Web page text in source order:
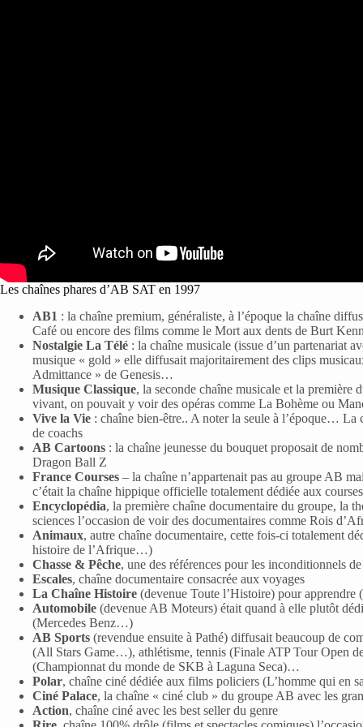
Les chaînes phares d’AB SAT en 1997
AB1 : la chaîne premium, généraliste, à l’époque la chaîne
Café ou encore des films comme le Mort aux dents de Burt
Nostalgie La Télé : la chaîne musicale (issue d’un partenariat
musique « gold » elle diffusait majoritairement des clips
Admittance » de Genesis…
Musique Classique, la seconde chaîne musicale et la première
vivant, on pouvait y voir des opéras comme La Bohème ou
Vive la Vie : chaîne bien-être.. A noter la seule à l’époque… La
de coachs
AB Cartoons : la chaîne jeunesse du bouquet proposait de
Dragon Ball Z
France Courses – la chaîne n’appartenait pas au groupe AB
c’était la chaîne hippique officielle totalement dédiée aux
Encyclopédia, la première chaîne documentaire du groupe, la
sciences l’occasion de voir des documentaires comme Rois
Animaux, autre chaîne documentaire, cette fois-ci totalement
histoire de l’Afrique…)
Chasse & Pêche, une des références pour les inconditionnels
Escales, chaîne documentaire consacrée aux voyages
La Chaîne Histoire (devenue Toute l’Histoire) pour
Automobile (devenue AB Moteurs) était quand à elle plutôt
(Mercedes Benz…)
AB Sports (revendue ensuite à Pathé) diffusait beaucoup de
(All Stars Game…), athlétisme, tennis (Finale ATP Tour Open
(Championnat du monde de SKB à Laguna Seca)…
Polar, chaîne ciné dédiée aux films policiers (L’homme qui en
Ciné Palace, la chaîne « ciné club » du groupe AB avec les
Action, chaîne ciné avec les best seller du genre